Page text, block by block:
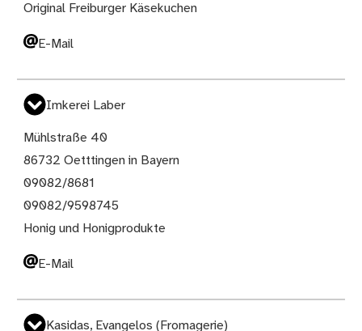
Original Freiburger Käsekuchen
E-Mail
Imkerei Laber
Mühlstraße 40
86732 Oetttingen in Bayern
09082/8681
09082/9598745
Honig und Honigprodukte
E-Mail
Kasidas, Evangelos (Fromagerie)